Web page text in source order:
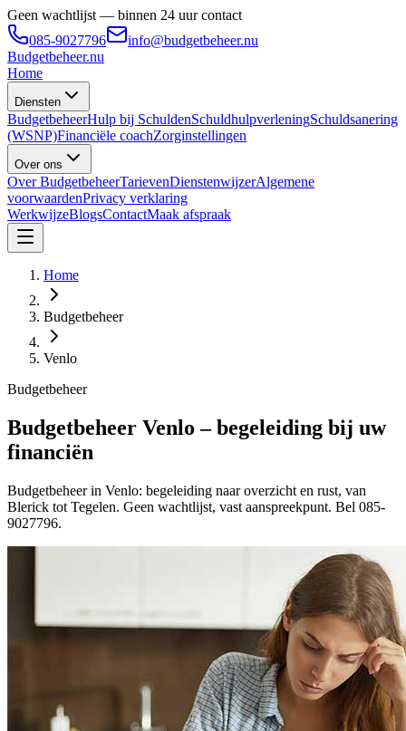
Geen wachtlijst — binnen 24 uur contact
085-9027796
info@budgetbeheer.nu
Budgetbeheer.nu
Home
Diensten
BudgetbeheerHulp bij SchuldenSchuldhulpverleningSchuldsanering
(WSNP)Financiële coachZorginstellingen
Over ons
Over BudgetbeheerTarievenDienstenwijzerAlgemene
voorwaardenPrivacy verklaring
WerkwijzeBlogsContactMaak afspraak
Home
Budgetbeheer
Venlo
Budgetbeheer
Budgetbeheer Venlo – begeleiding bij uw
financiën
Budgetbeheer in Venlo: begeleiding naar overzicht en rust, van
Blerick tot Tegelen. Geen wachtlijst, vast aanspreekpunt. Bel 085-
9027796.